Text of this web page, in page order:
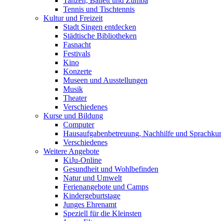
Tennis und Tischtennis
Kultur und Freizeit
Stadt Singen entdecken
Städtische Bibliotheken
Fasnacht
Festivals
Kino
Konzerte
Museen und Ausstellungen
Musik
Theater
Verschiedenes
Kurse und Bildung
Computer
Hausaufgabenbetreuung, Nachhilfe und
Verschiedenes
Weitere Angebote
KiJu-Online
Gesundheit und Wohlbefinden
Natur und Umwelt
Ferienangebote und Camps
Kindergeburtstage
Junges Ehrenamt
Speziell für die Kleinsten